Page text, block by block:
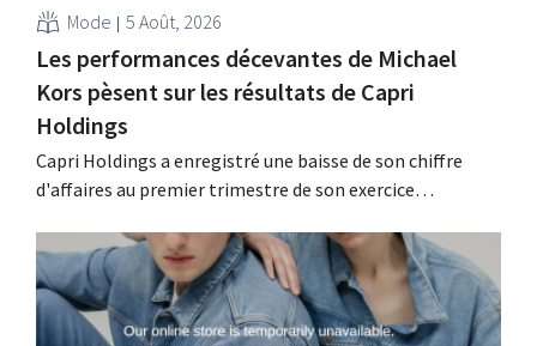
Mode 5 Août, 2026
Les performances décevantes de Michael
Kors pèsent sur les résultats de Capri
Holdings
Capri Holdings a enregistré une baisse de son chiffre
d'affaires au premier trimestre de son exercice
performances décevantes de Michael Kors, malgré les
bons résultats de Jimmy Choo.